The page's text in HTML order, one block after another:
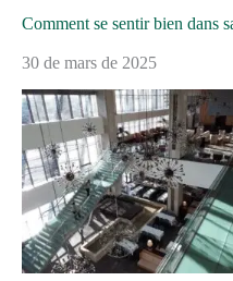
Comment se sentir bien dans
30 de mars de 2025